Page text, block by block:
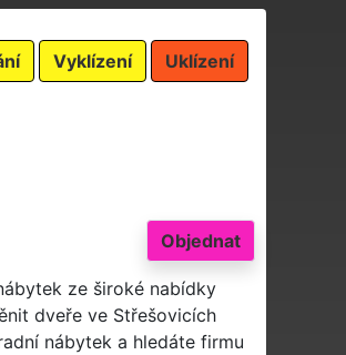
Vyklízení Uklízení
Objednat
ze široké nabídky
dveře ve Střešovicích
nábytek a hledáte firmu